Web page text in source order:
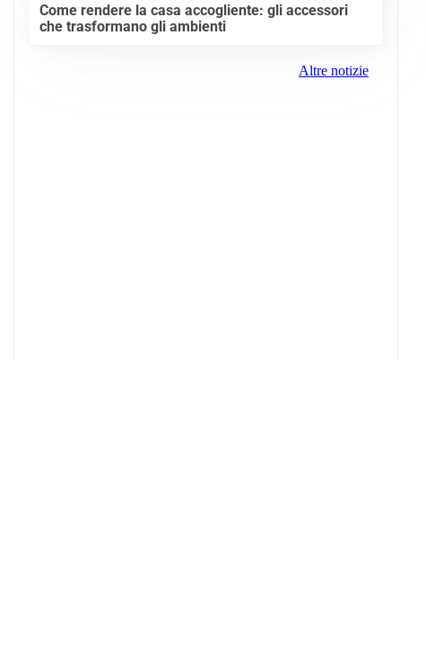
Come rendere la casa accogliente: gli accessori
che trasformano gli ambienti
Altre notizie